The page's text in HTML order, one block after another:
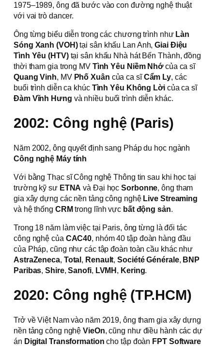
1975–1989, ông đã bước vào con đường nghệ thuật
với vai trò dancer.
Ông từng biểu diễn trong các chương trình như Làn
Sóng Xanh (VOH)tại sân khấu Lan Anh,Giai Điệu
Tình Yêu (HTV)tại sân khấu Nhà hát Bến Thành, đồng
thời tham gia trong MV Tình Yêu Niềm Nhớcủa ca sĩ
Quang Vinh, MV Phố Xuân của ca sĩCẩm Ly, các
buổi trình diễn ca khúc Tình Yêu Không Lờicủa ca sĩ
Đàm Vĩnh Hưng và nhiều buổi trình diễn khác.
2002: Công nghệ (Paris)
Năm 2002, ông quyết định sang Pháp du học ngành
Công nghệ Máy tính
Với bằng Thạc sĩ Công nghệ Thông tin sau khi học tại
trường kỹ sư ETNA và Đại họcSorbonne, ông tham
gia xây dựng các nền tảng công nghệ Live Streaming
và hệ thống CRMtrong lĩnh vực bất động sản.
Trong 18 năm làm việc tại Paris, ông từng là đối tác
công nghệ của CAC40, nhóm 40 tập đoàn hàng đầu
của Pháp, cũng như các tập đoàn toàn cầu khác như
AstraZeneca, Total, Renault,Société Générale, BNP
Paribas,Shire,Sanofi, LVMH, Kering.
2020: Công nghệ (TP.HCM)
Trở về Việt Nam vào năm 2019, ông tham gia xây dựng
nền tảng công nghệVieOn , cũng như điều hành các dự
án Digital Transformation cho tập đoàn FPT Software